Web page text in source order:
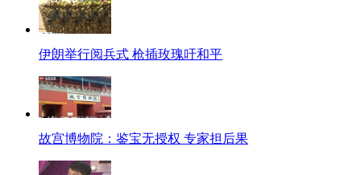
伊朗举行阅兵式 枪插玫瑰吁和平
故宫博物院：鉴宝无授权 专家担后果